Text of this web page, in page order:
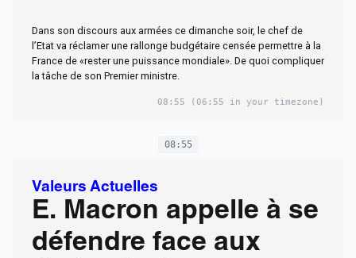
Dans son discours aux armées ce dimanche soir, le chef de
l’Etat va réclamer une rallonge budgétaire censée permettre à la
France de «rester une puissance mondiale». De quoi compliquer
la tâche de son Premier ministre.
08:55 (06:55 in your timezone)
08:55
Valeurs Actuelles
E. Macron appelle à se
défendre face aux